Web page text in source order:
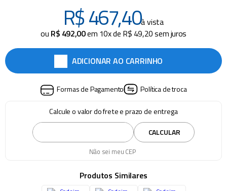
R$467,40à vista
ou R$ 492,00em 10x de R$ 49,20sem juros
ADICIONAR AO CARRINHO
Formas de Pagamento Política de troca
Calcule o valor do frete e prazo de entrega
Não sei meu CEP
CALCULAR
Produtos Similares